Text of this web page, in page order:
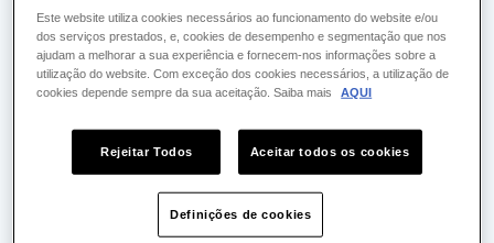
Empresa:Amarsul - Valorização e Tratamento
de Resíduos Sólidos, SA
Concelho:Seixal
Data de Emissão:27/10/2014
Data de Validade:22/08/2019
Este website utiliza cookies necessários ao funcionamento do website e/ou
dos serviços prestados, e, cookies de desempenho e segmentação que nos
ajudam a melhorar a sua experiência e fornecem-nos informações sobre a
utilização do website. Com exceção dos cookies necessários, a utilização de
cookies depende sempre da sua aceitação. Saiba mais
AQUI
Rejeitar Todos Aceitar todos os cookies
Definições de cookies